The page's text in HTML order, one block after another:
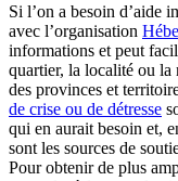
Si l’on a besoin d’aide
avec l’organisation
informations et peut
quartier, la localité ou la
des provinces et
de crise ou de détresse
qui en aurait besoin et,
sont les sources de
Pour obtenir de plus